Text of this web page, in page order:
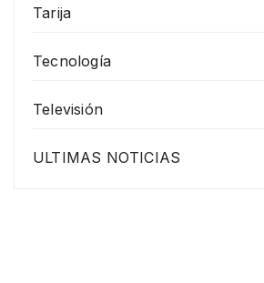
Tarija
Tecnología
Televisión
ULTIMAS NOTICIAS